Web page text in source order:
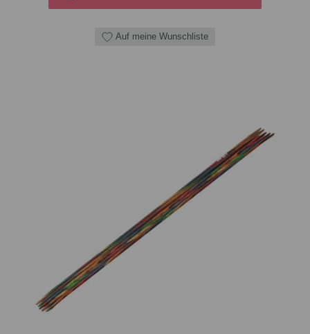
Auf meine Wunschliste